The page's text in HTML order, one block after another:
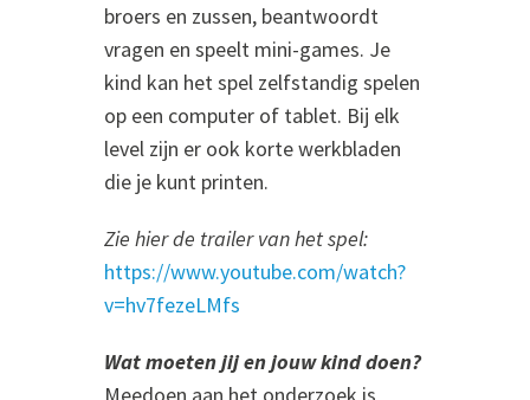
broers en zussen, beantwoordt
vragen en speelt mini-games. Je
kind kan het spel zelfstandig spelen
op een computer of tablet. Bij elk
level zijn er ook korte werkbladen
die je kunt printen.
Zie hier de trailer van het spel:
https://www.youtube.com/watch?
v=hv7fezeLMfs
Wat moeten jij en jouw kind doen?